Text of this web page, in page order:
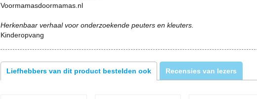
Voormamasdoormamas.nl
Herkenbaar verhaal voor onderzoekende peuters en kleuters.
Kinderopvang
Liefhebbers van dit product bestelden ook Recensies van lezers